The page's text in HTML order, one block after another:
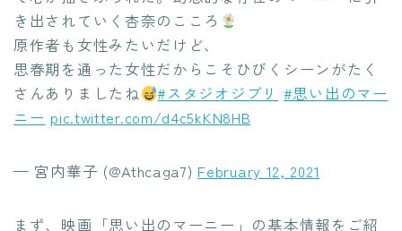
き出されていく杏奈のこころ
原作者も女性みたいだけど、
思春期を通った女性だからこそひびくシーンがたく
さんありましたね
#スタジオジブリ #思い出のマー
ニー pic.twitter.com/d4c5kKN8HB
— 宮内華子 (@Athcaga7) February 12, 2021
まず、映画「思い出のマーニー」の基本情報をご紹